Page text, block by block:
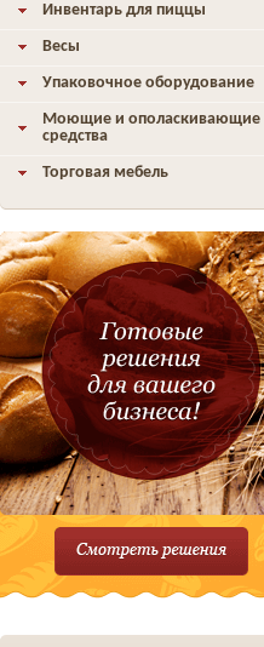
Инвентарь для пиццы
Весы
Упаковочное оборудование
Моющие и ополаскивающие
средства
Торговая мебель